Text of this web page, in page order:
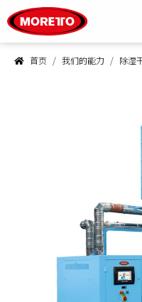
首页 我们的能力 除湿